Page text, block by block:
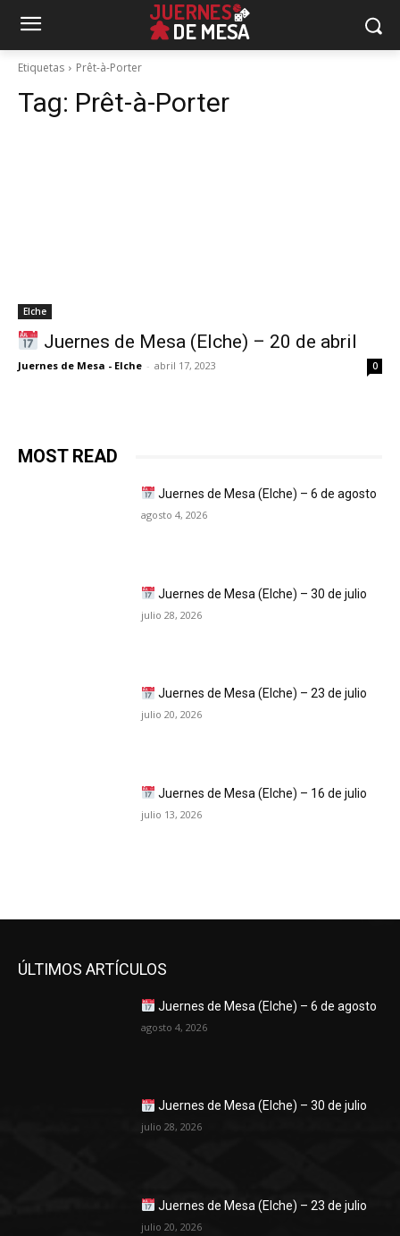
Etiquetas Prêt-à-Porter
Tag: Prêt-à-Porter
Elche
Juernes de Mesa (Elche) – 20 de abril
Juernes de Mesa - Elche - abril 17, 2023 0
MOST READ
Juernes de Mesa (Elche) – 6 de agosto
agosto 4, 2026
Juernes de Mesa (Elche) – 30 de julio
julio 28, 2026
Juernes de Mesa (Elche) – 23 de julio
julio 20, 2026
Juernes de Mesa (Elche) – 16 de julio
julio 13, 2026
ÚLTIMOS ARTÍCULOS
Juernes de Mesa (Elche) – 6 de agosto
agosto 4, 2026
Juernes de Mesa (Elche) – 30 de julio
julio 28, 2026
Juernes de Mesa (Elche) – 23 de julio
julio 20, 2026